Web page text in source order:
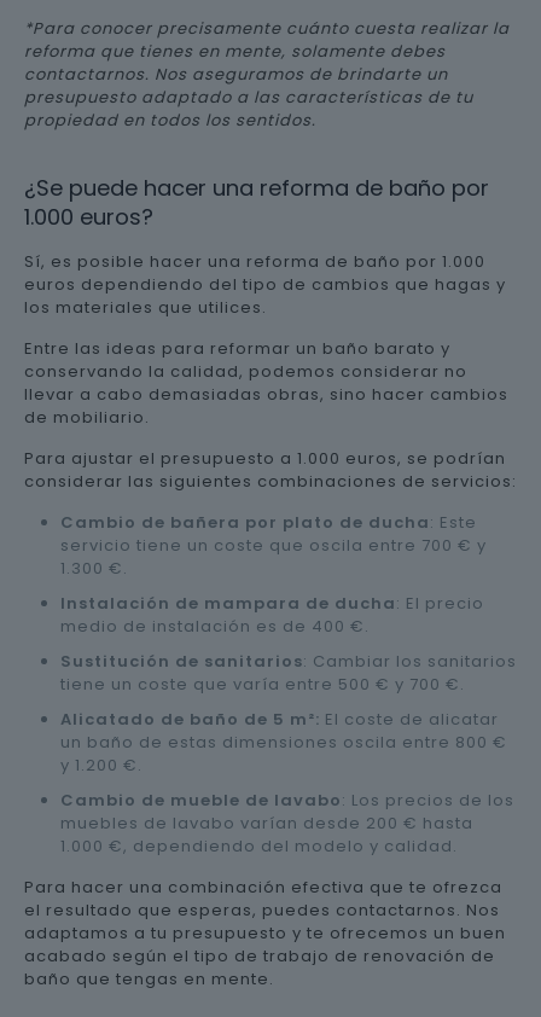
*Para conocer precisamente cuánto cuesta realizar la
reforma que tienes en mente, solamente debes
contactarnos. Nos aseguramos de brindarte un
presupuesto adaptado a las características de tu
propiedad en todos los sentidos.
¿Se puede hacer una reforma de baño por
1.000 euros?
Sí, es posible hacer una reforma de baño por 1.000
euros dependiendo del tipo de cambios que hagas y
los materiales que utilices.
Entre las ideas para reformar un baño barato y
conservando la calidad, podemos considerar no
llevar a cabo demasiadas obras, sino hacer cambios
de mobiliario.
Para ajustar el presupuesto a 1.000 euros, se podrían
considerar las siguientes combinaciones de servicios:
Cambio de bañera por plato de ducha: Este
servicio tiene un coste que oscila entre 700 € y
1.300 €.
Instalación de mampara de ducha: El precio
medio de instalación es de 400 €.
Sustitución de sanitarios: Cambiar los sanitarios
tiene un coste que varía entre 500 € y 700 €.
Alicatado de baño de 5 m²: El coste de alicatar
un baño de estas dimensiones oscila entre 800 €
y 1.200 €.
Cambio de mueble de lavabo: Los precios de los
muebles de lavabo varían desde 200 € hasta
1.000 €, dependiendo del modelo y calidad.
Para hacer una combinación efectiva que te ofrezca
el resultado que esperas, puedes contactarnos. Nos
adaptamos a tu presupuesto y te ofrecemos un buen
acabado según el tipo de trabajo de renovación de
baño que tengas en mente.